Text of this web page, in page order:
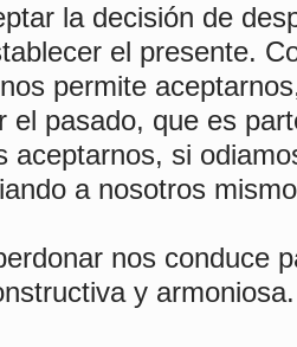
la decisión de
el presente.
permite
el pasado, que es
aceptarnos, si
a nosotros
nos conduce
y armoniosa.